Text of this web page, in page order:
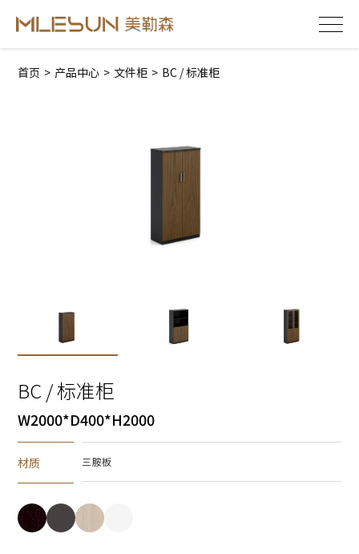
首页 > 产品中心 > 文件柜 > BC / 标准柜
BC / 标准柜
W2000*D400*H2000
材质 三胺板